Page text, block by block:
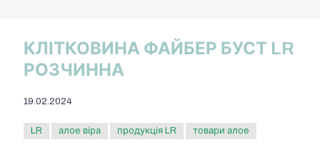
КЛІТКОВИНА ФАЙБЕР БУСТ LR
РОЗЧИННА
19.02.2024
LR алое віра продукція LR товари алое